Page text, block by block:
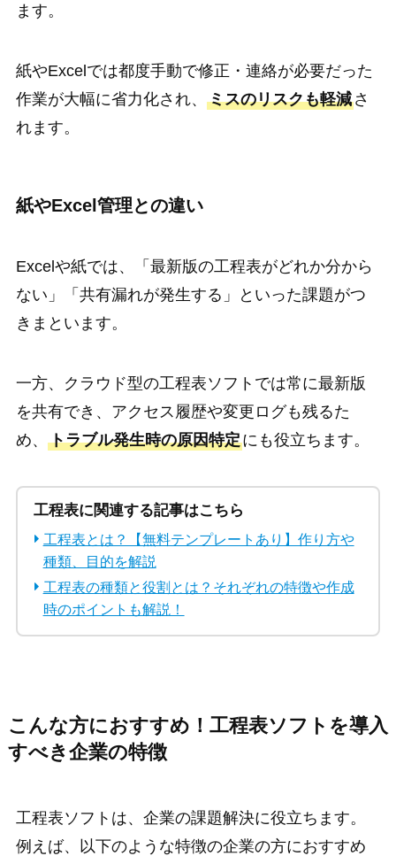
ます。
紙やExcelでは都度手動で修正・連絡が必要だった
作業が大幅に省力化され、 ミスのリスクも軽減さ
れます。
紙やExcel管理との違い
Excelや紙では、「最新版の工程表がどれか分から
ない」「共有漏れが発生する」といった課題がつ
きまといます。
一方、クラウド型の工程表ソフトでは常に最新版
を共有でき、アクセス履歴や変更ログも残るた
め、 トラブル発生時の原因特定にも役立ちます。
工程表に関連する記事はこちら
工程表とは？【無料テンプレートあり】作り方や
種類、目的を解説
工程表の種類と役割とは？それぞれの特徴や作成
時のポイントも解説！
こんな方におすすめ！工程表ソフトを導入
すべき企業の特徴
工程表ソフトは、企業の課題解決に役立ちます。
例えば、以下のような特徴の企業の方におすすめ